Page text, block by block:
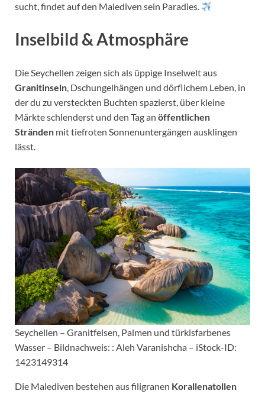
sucht, findet auf den Malediven sein Paradies.
Inselbild & Atmosphäre
Die Seychellen zeigen sich als üppige Inselwelt aus
Granitinseln , Dschungelhängen und dörflichem Leben, in
der du zu versteckten Buchten spazierst, über kleine
Märkte schlenderst und den Tag an öffentlichen
Stränden mit tiefroten Sonnenuntergängen ausklingen
lässt.
Seychellen – Granitfelsen, Palmen und türkisfarbenes
Wasser – Bildnachweis: : Aleh Varanishcha – iStock-ID:
1423149314
Die Malediven bestehen aus filigranen Korallenatollen